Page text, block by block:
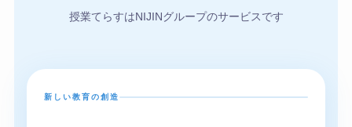
授業てらすはNIJINグループのサービスです
新しい教育の創造